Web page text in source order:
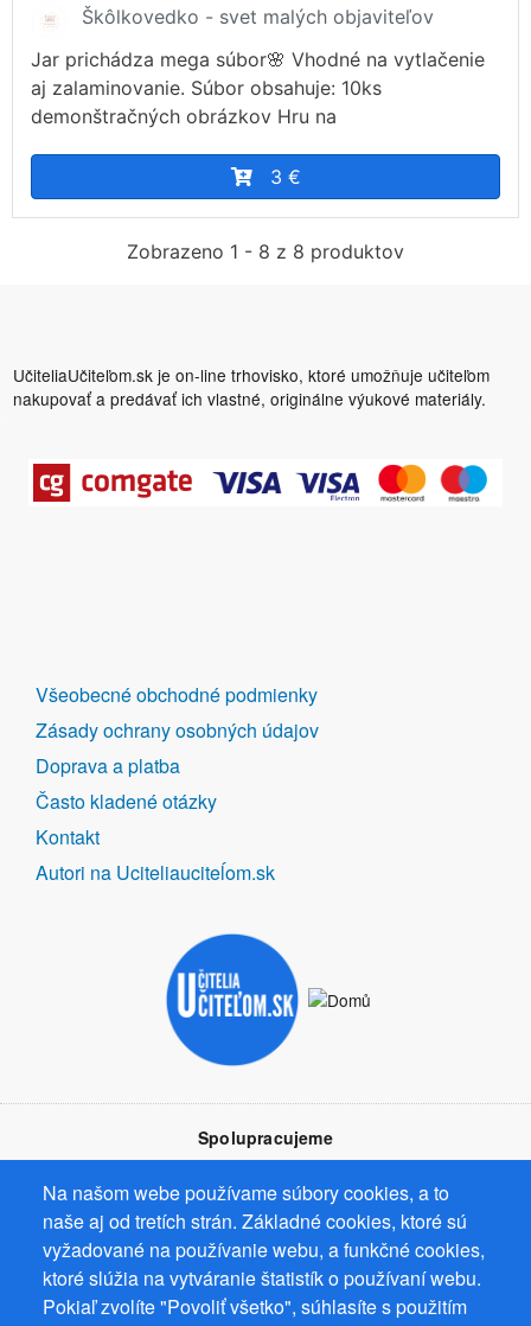
Škôlkovedko - svet malých objaviteľov
Jar prichádza mega súbor🌸 Vhodné na vytlačenie
aj zalaminovanie. Súbor obsahuje: 10ks
demonštračných obrázkov Hru na
3 €
Zobrazeno 1 - 8 z 8 produktov
UčiteliaUčiteľom.sk je on-line trhovisko, ktoré umožňuje učiteľom
nakupovať a predávať ich vlastné, originálne výukové materiály.
Na našom webe používame súbory cookies, a to
naše aj od tretích strán. Základné cookies, ktoré sú
vyžadované na používanie webu, a funkčné cookies,
ktoré slúžia na vytváranie štatistík o používaní webu.
Pokiaľ zvolíte "Povoliť všetko", súhlasíte s použitím
DALŠÍ
ODKAZY
Všeobecné obchodné podmienky
Zásady ochrany osobných údajov
Doprava a platba
Často kladené otázky
Kontakt
Autori na Uciteliauciteĺom.sk
Spolupracujeme
Prevádzkovateľ: Mgr. Bc. Žaneta Radimecká, MBA, Ostrov 256, 561
22 Ostrov, IČ 08993033, DIČ CZ9161263958